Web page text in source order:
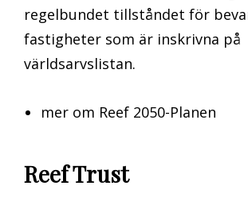
regelbundet tillståndet för
fastigheter som är inskrivna på
världsarvslistan.
mer om Reef 2050-Planen
Reef Trust